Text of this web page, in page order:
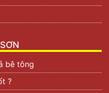
bê tông
?